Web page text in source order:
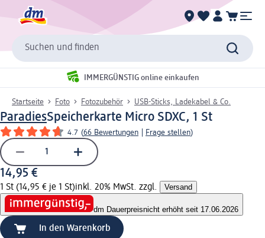
Suchen und finden
IMMERGÜNSTIG online einkaufen
Startseite Foto Fotozubehör USB-Sticks, Ladekabel & Co.
ParadiesSpeicherkarte Micro SDXC, 1 St
4.7 (66 Bewertungen Frage stellen)
14,95 €
1 St (14,95 € je 1 St)inkl. 20% MwSt. zzgl. Versand
dm Dauerpreisnicht erhöht seit 17.06.2026
In den Warenkorb